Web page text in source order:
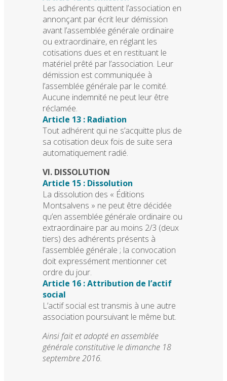
Les adhérents quittent l’association en
annonçant par écrit leur démission
avant l’assemblée générale ordinaire
ou extraordinaire, en réglant les
cotisations dues et en restituant le
matériel prêté par l’association. Leur
démission est communiquée à
l’assemblée générale par le comité.
Aucune indemnité ne peut leur être
réclamée.
Article 13 : Radiation
Tout adhérent qui ne s’acquitte plus de
sa cotisation deux fois de suite sera
automatiquement radié.
VI. DISSOLUTION
Article 15 : Dissolution
La dissolution des « Éditions
Montsalvens » ne peut être décidée
qu’en assemblée générale ordinaire ou
extraordinaire par au moins 2/3 (deux
tiers) des adhérents présents à
l’assemblée générale ; la convocation
doit expressément mentionner cet
ordre du jour.
Article 16 : Attribution de l’actif
social
L’actif social est transmis à une autre
association poursuivant le même but.
Ainsi fait et adopté en assemblée
générale constitutive le dimanche 18
septembre 2016.